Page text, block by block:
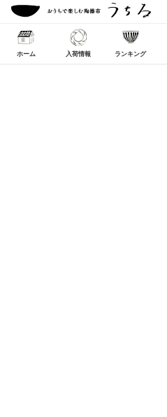
ホーム 入荷情報 ランキング